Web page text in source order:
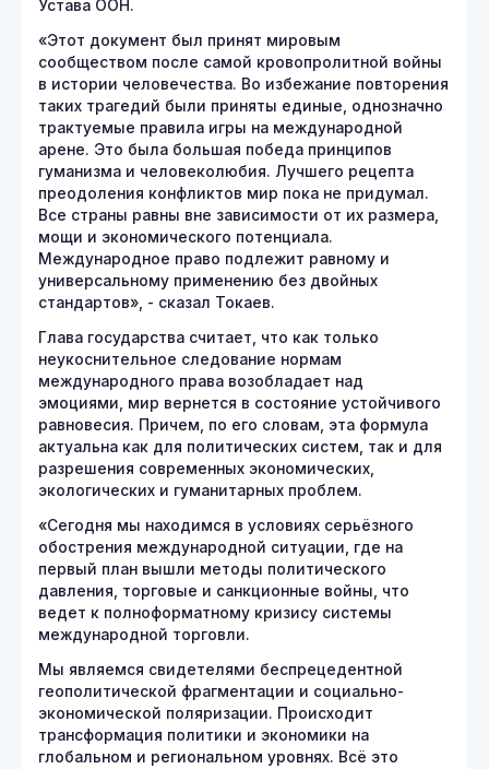
Устава ООН.
«Этот документ был принят мировым
сообществом после самой кровопролитной войны
в истории человечества. Во избежание повторения
таких трагедий были приняты единые, однозначно
трактуемые правила игры на международной
арене. Это была большая победа принципов
гуманизма и человеколюбия. Лучшего рецепта
преодоления конфликтов мир пока не придумал.
Все страны равны вне зависимости от их размера,
мощи и экономического потенциала.
Международное право подлежит равному и
универсальному применению без двойных
стандартов», - сказал Токаев.
Глава государства считает, что как только
неукоснительное следование нормам
международного права возобладает над
эмоциями, мир вернется в состояние устойчивого
равновесия. Причем, по его словам, эта формула
актуальна как для политических систем, так и для
разрешения современных экономических,
экологических и гуманитарных проблем.
«Сегодня мы находимся в условиях серьёзного
обострения международной ситуации, где на
первый план вышли методы политического
давления, торговые и санкционные войны, что
ведет к полноформатному кризису системы
международной торговли.
Мы являемся свидетелями беспрецедентной
геополитической фрагментации и социально-
экономической поляризации. Происходит
трансформация политики и экономики на
глобальном и региональном уровнях. Всё это